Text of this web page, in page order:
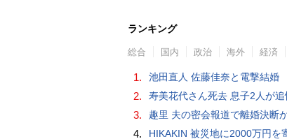
ランキング
総合 国内 政治 海外 経済
1. 池田直人 佐藤佳奈と電撃結婚
2. 寿美花代さん死去 息子2人が追
3. 趣里 夫の密会報道で離婚決断
4. HIKAKIN 被災地に2000万円を